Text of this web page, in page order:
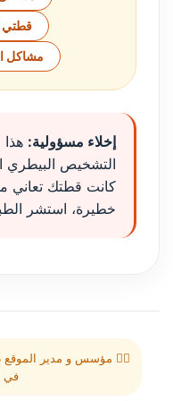
قطتي
مشاكل
إخلاء مسؤولية:
التشخيص البيطري
كانت قطتك تعاني
خطيرة، استشر
👨‍⚕️ مؤسس و مدير الموقع
في